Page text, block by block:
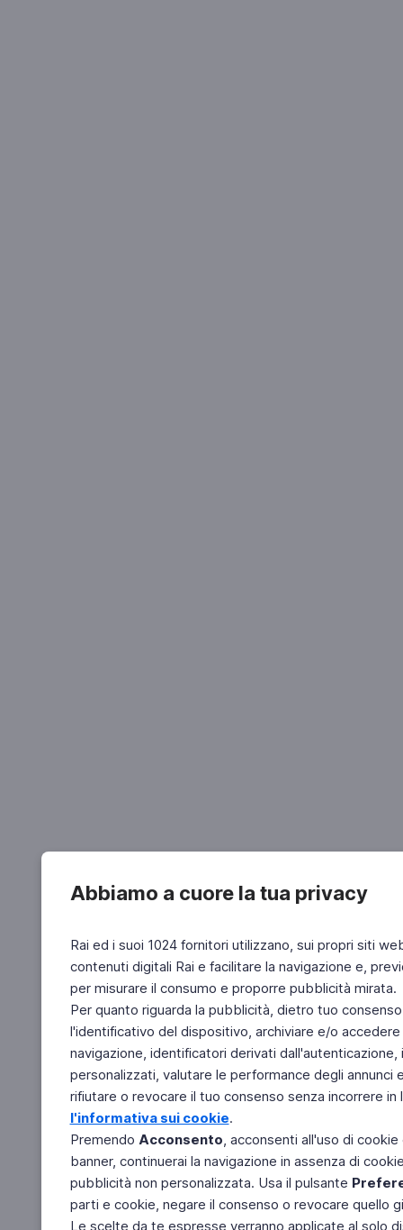
Abbiamo a cuore la tua privacy
Rai ed i suoi 1024 fornitori utilizzano, sui propri siti
contenuti digitali Rai e facilitare la navigazione e,
per misurare il consumo e proporre pubblicità mirata.
Per quanto riguarda la pubblicità, dietro tuo
l'identificativo del dispositivo, archiviare e/o
navigazione, identificatori derivati
personalizzati, valutare le performance degli
rifiutare o revocare il tuo consenso senza incorrere
l'informativa sui cookie.
Premendo Acconsento, acconsenti all'uso di
banner, continuerai la navigazione in assenza di
pubblicità non personalizzata. Usa il pulsante
parti e cookie, negare il consenso o revocare quello
Le scelte da te espresse verranno applicate al solo